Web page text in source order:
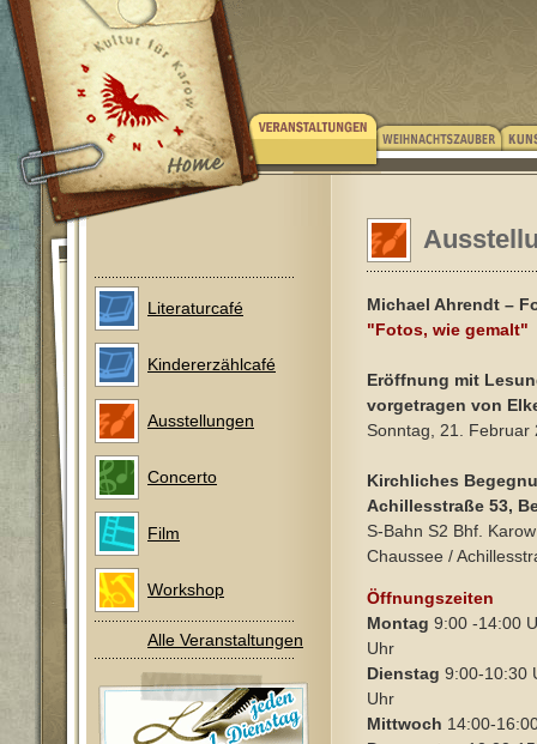
Literaturcafé
Kindererzählcafé
Ausstellungen
Concerto
Film
Workshop
Alle Veranstaltungen
Michael Ahrendt –
"Fotos, wie gemalt"
Eröffnung mit
vorgetragen von
Sonntag, 21. Februar
Kirchliches
Achillesstraße 53,
S-Bahn S2 Bhf.
Chaussee /
Öffnungszeiten
Montag 9:00 -14:00
Uhr
Dienstag 9:00-10:30
Uhr
Mittwoch 14:00-